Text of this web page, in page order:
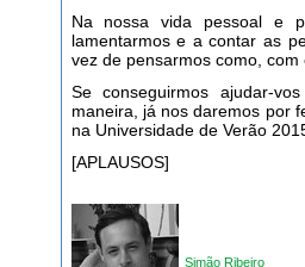
Na nossa vida pessoal e
lamentarmos e a contar as
vez de pensarmos como,
Se conseguirmos ajudar-
maneira, já nos daremos por
na Universidade de Verão
[APLAUSOS]
Simão Ribeiro